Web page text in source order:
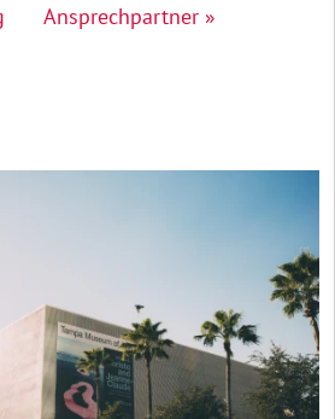
Ansprechpartner »